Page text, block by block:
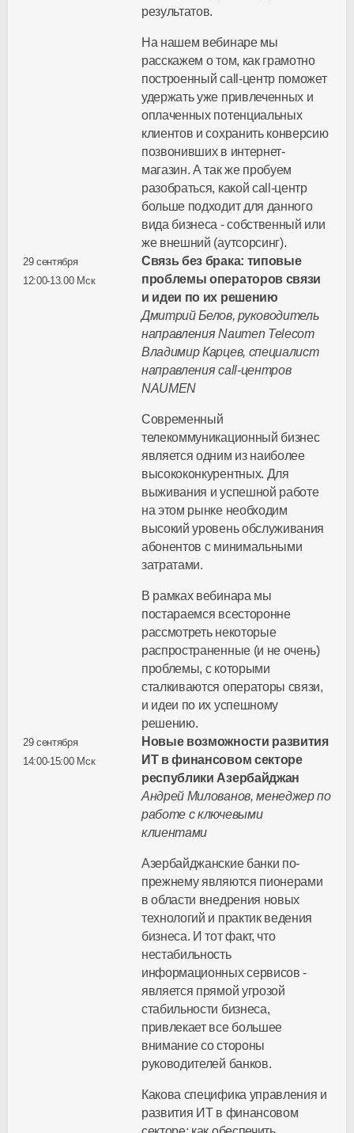
результатов.
На нашем вебинаре мы
расскажем о том, как грамотно
построенный call-центр поможет
удержать уже привлеченных и
оплаченных потенциальных
клиентов и сохранить конверсию
позвонивших в интернет-
магазин. А так же пробуем
разобраться, какой call-центр
больше подходит для данного
вида бизнеса - собственный или
же внешний (аутсорсинг).
29 сентября
12:00-13.00 Мск
Связь без брака: типовые
проблемы операторов связи
и идеи по их решению
Дмитрий Белов, руководитель
направления Naumen Telecom
Владимир Карцев, специалист
направления call-центров
NAUMEN
Современный
телекоммуникационный бизнес
является одним из наиболее
высококонкурентных. Для
выживания и успешной работе
на этом рынке необходим
высокий уровень обслуживания
абонентов с минимальными
затратами.
В рамках вебинара мы
постараемся всесторонне
рассмотреть некоторые
распространенные (и не очень)
проблемы, с которыми
сталкиваются операторы связи,
и идеи по их успешному
решению.
29 сентября
14:00-15:00 Мск
Новые возможности развития
ИТ в финансовом секторе
республики Азербайджан
Андрей Милованов, менеджер по
работе с ключевыми
клиентами
Азербайджанские банки по-
прежнему являются пионерами
в области внедрения новых
технологий и практик ведения
бизнеса. И тот факт, что
нестабильность
информационных сервисов -
является прямой угрозой
стабильности бизнеса,
привлекает все большее
внимание со стороны
руководителей банков.
Какова специфика управления и
развития ИТ в финансовом